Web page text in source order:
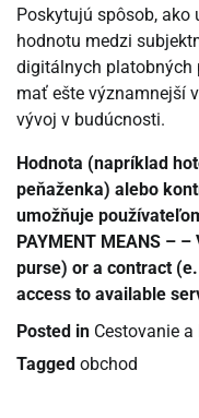
Poskytujú spôsob,
hodnotu medzi
digitálnych platobných
mať ešte významnejší
vývoj v budúcnosti.
Hodnota (napríklad
peňaženka) alebo
umožňuje
PAYMENT MEANS –
purse) or a contract
access to available
Posted in Cestovanie a
Tagged obchod